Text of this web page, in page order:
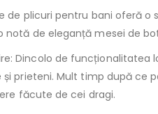
de plicuri pentru bani oferă
de eleganță mesei de
Dincolo de funcționalitatea
prieteni. Mult timp după ce
făcute de cei dragi.